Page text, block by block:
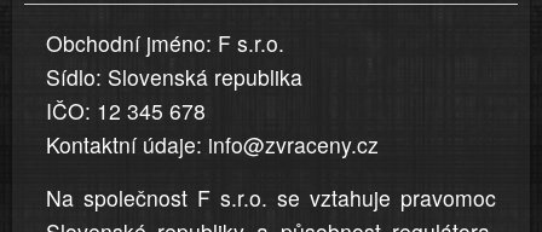
jsou
přesná
a
úplná
Obchodní jméno: F s.r.o.
Sídlo: Slovenská republika
IČO: 12 345 678
Kontaktní údaje: info@zvraceny.cz
Na společnost F s.r.o. se vztahuje pravomoc